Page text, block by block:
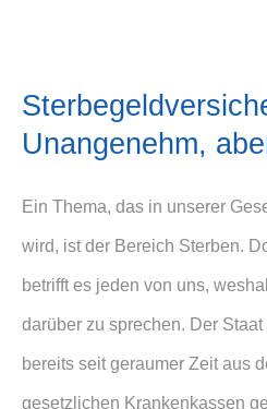
Unangenehm,
Ein Thema, das in unserer
wird, ist der Bereich Sterben.
betrifft es jeden von uns,
darüber zu sprechen. Der
bereits seit geraumer Zeit aus
gesetzlichen Krankenkassen